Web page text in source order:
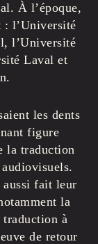
À l’époque,
: l’Université
l’Université
Laval et
les dents
figure
la traduction
aussi fait leur
la
traduction à
de retour